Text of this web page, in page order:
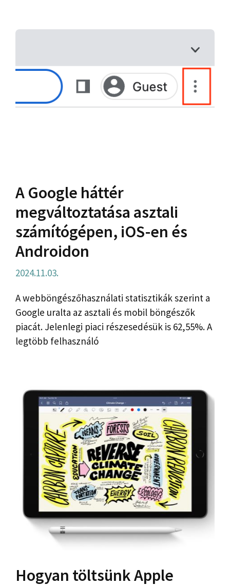
A Google háttér
megváltoztatása asztali
számítógépen, iOS-en és
Androidon
2024.11.03.
A webböngészőhasználati statisztikák szerint a
Google uralta az asztali és mobil böngészők
piacát. Jelenlegi piaci részesedésük is 62,55%. A
legtöbb felhasználó
Hogyan töltsünk Apple